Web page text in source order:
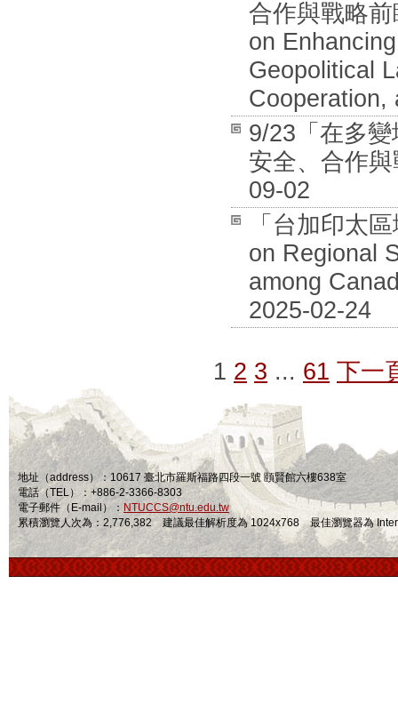
合作與戰略
on
Geopolitical
Cooperation,
9/23「在多
安全、合作
09-02
「台加印太
on Regional
among
2025-02-24
1 2 3 ... 61 下一
地址（address）：10617 臺北市羅斯福路四段一號 頤賢館六樓638室
電話（TEL）：+886-2-3366-8303
電子郵件（E-mail）： NTUCCS@ntu.edu.tw
累積瀏覽人次為：2,776,382 建議最佳解析度為 1024x768 最佳瀏覽器為